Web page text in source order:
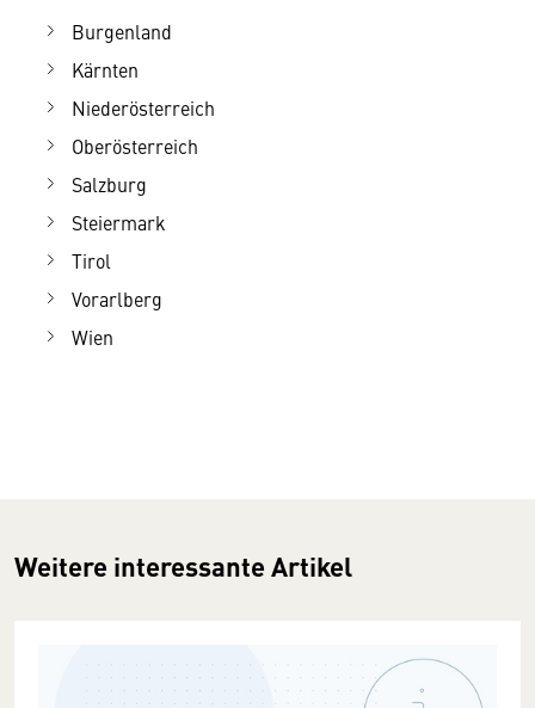
Burgenland
Kärnten
Niederösterreich
Oberösterreich
Salzburg
Steiermark
Tirol
Vorarlberg
Wien
Weitere interessante Artikel